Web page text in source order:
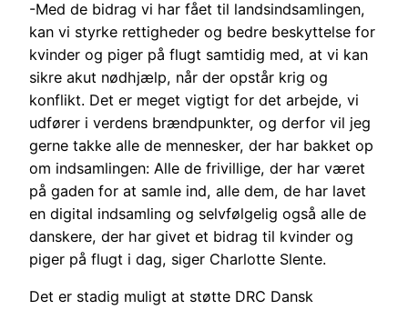
-Med de bidrag vi har fået til landsindsamlingen,
kan vi styrke rettigheder og bedre beskyttelse for
kvinder og piger på flugt samtidig med, at vi kan
sikre akut nødhjælp, når der opstår krig og
konflikt. Det er meget vigtigt for det arbejde, vi
udfører i verdens brændpunkter, og derfor vil jeg
gerne takke alle de mennesker, der har bakket op
om indsamlingen: Alle de frivillige, der har været
på gaden for at samle ind, alle dem, de har lavet
en digital indsamling og selvfølgelig også alle de
danskere, der har givet et bidrag til kvinder og
piger på flugt i dag, siger Charlotte Slente.
Det er stadig muligt at støtte DRC Dansk